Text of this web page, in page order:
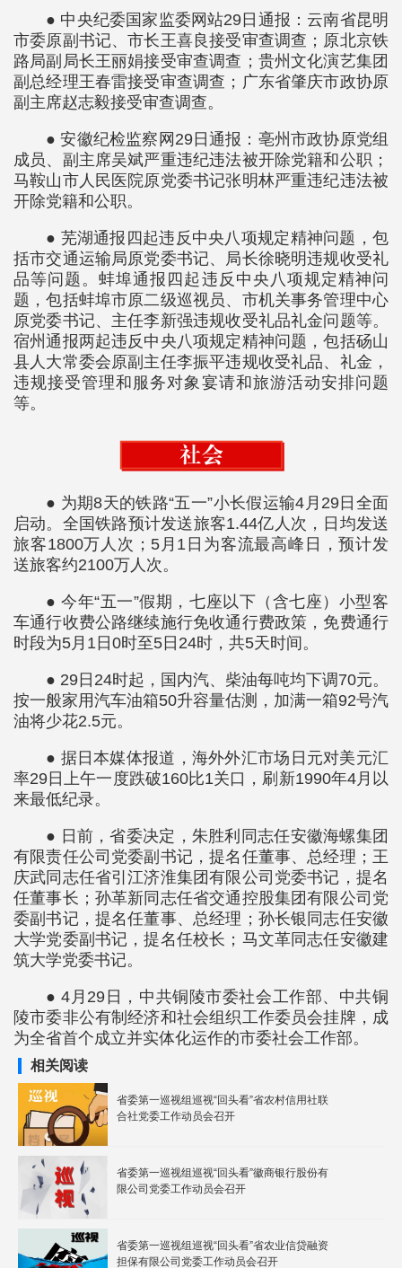
● 中央纪委国家监委网站29日通报：云南省昆明
市委原副书记、市长王喜良接受审查调查；原北京铁
路局副局长王丽娟接受审查调查；贵州文化演艺集团
副总经理王春雷接受审查调查；广东省肇庆市政协原
副主席赵志毅接受审查调查。
● 安徽纪检监察网29日通报：亳州市政协原党组
成员、副主席吴斌严重违纪违法被开除党籍和公职；
马鞍山市人民医院原党委书记张明林严重违纪违法被
开除党籍和公职。
● 芜湖通报四起违反中央八项规定精神问题，包
括市交通运输局原党委书记、局长徐晓明违规收受礼
品等问题。蚌埠通报四起违反中央八项规定精神问
题，包括蚌埠市原二级巡视员、市机关事务管理中心
原党委书记、主任李新强违规收受礼品礼金问题等。
宿州通报两起违反中央八项规定精神问题，包括砀山
县人大常委会原副主任李振平违规收受礼品、礼金，
违规接受管理和服务对象宴请和旅游活动安排问题
等。
● 为期8天的铁路“五一”小长假运输4月29日全面
启动。全国铁路预计发送旅客1.44亿人次，日均发送
旅客1800万人次；5月1日为客流最高峰日，预计发
送旅客约2100万人次。
● 今年“五一”假期，七座以下（含七座）小型客
车通行收费公路继续施行免收通行费政策，免费通行
时段为5月1日0时至5日24时，共5天时间。
● 29日24时起，国内汽、柴油每吨均下调70元。
按一般家用汽车油箱50升容量估测，加满一箱92号汽
油将少花2.5元。
● 据日本媒体报道，海外外汇市场日元对美元汇
率29日上午一度跌破160比1关口，刷新1990年4月以
来最低纪录。
● 日前，省委决定，朱胜利同志任安徽海螺集团
有限责任公司党委副书记，提名任董事、总经理；王
庆武同志任省引江济淮集团有限公司党委书记，提名
任董事长；孙革新同志任省交通控股集团有限公司党
委副书记，提名任董事、总经理；孙长银同志任安徽
大学党委副书记，提名任校长；马文革同志任安徽建
筑大学党委书记。
● 4月29日，中共铜陵市委社会工作部、中共铜
陵市委非公有制经济和社会组织工作委员会挂牌，成
为全省首个成立并实体化运作的市委社会工作部。
相关阅读
省委第一巡视组巡视“回头看”省农村信用社联
合社党委工作动员会召开
省委第一巡视组巡视“回头看”徽商银行股份有
限公司党委工作动员会召开
省委第一巡视组巡视“回头看”省农业信贷融资
担保有限公司党委工作动员会召开